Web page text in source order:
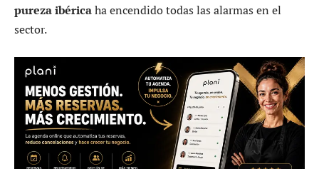
pureza ibéricaha encendido todas las alarmas en el
sector.